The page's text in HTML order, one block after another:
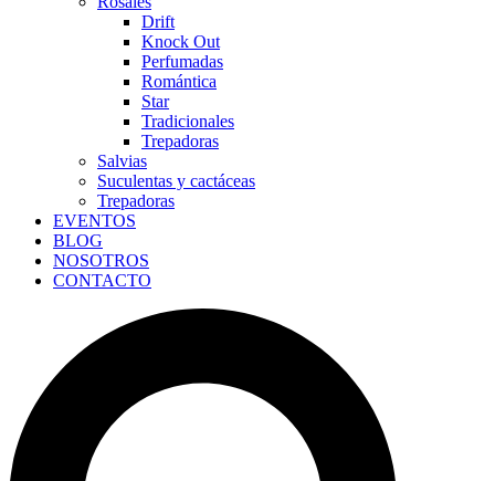
Drift
Knock Out
Perfumadas
Romántica
Star
Tradicionales
Trepadoras
Salvias
Suculentas y cactáceas
Trepadoras
EVENTOS
BLOG
NOSOTROS
CONTACTO